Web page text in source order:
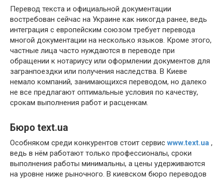
Перевод текста и официальной документации
востребован сейчас на Украине как никогда ранее, ведь
интеграция с европейским союзом требует перевода
многой документации на несколько языков. Кроме этого,
частные лица часто нуждаются в переводе при
обращении к нотариусу или оформлении документов для
загранпоездки или получения наследства. В Киеве
немало компаний, занимающихся переводом, но далеко
не все предлагают оптимальные условия по качеству,
срокам выполнения работ и расценкам.
Бюро text.ua
Особняком среди конкурентов стоит сервисwww.text.ua ,
ведь в нём работают только профессионалы, сроки
выполнения работы минимальны, а цены удерживаются
на уровне ниже рыночного. В киевском бюро переводов